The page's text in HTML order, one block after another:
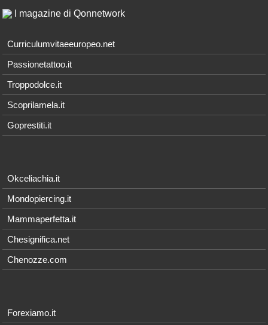
I magazine di Qonnetwork
Curriculumvitaeeuropeo.net
Passionetattoo.it
Troppodolce.it
Scoprilamela.it
Goprestiti.it
Okceliachia.it
Mondopiercing.it
Mammaperfetta.it
Chesignifica.net
Chenozze.com
Forexiamo.it